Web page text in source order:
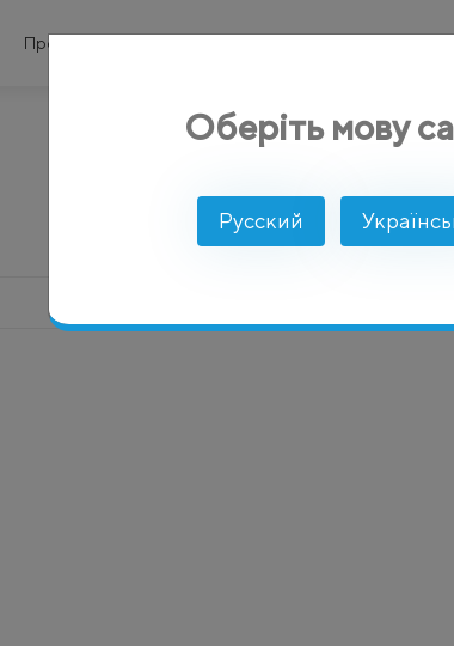
Продукты
Оберіть мову
Русский